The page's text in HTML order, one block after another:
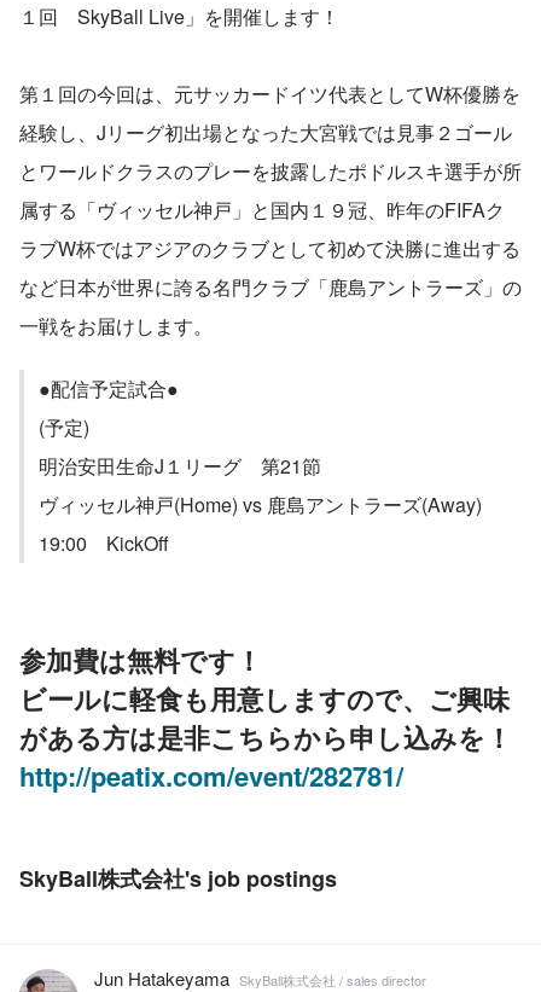
１回　SkyBall Live」を開催します！
第１回の今回は、元サッカードイツ代表としてW杯優勝を
経験し、Jリーグ初出場となった大宮戦では見事２ゴール
とワールドクラスのプレーを披露したポドルスキ選手が所
属する「ヴィッセル神戸」と国内１９冠、昨年のFIFAク
ラブW杯ではアジアのクラブとして初めて決勝に進出する
など日本が世界に誇る名門クラブ「鹿島アントラーズ」の
一戦をお届けします。
●配信予定試合●
(予定)
明治安田生命J１リーグ　第21節
ヴィッセル神戸(Home) vs 鹿島アントラーズ(Away)
19:00　KickOff
参加費は無料です！
ビールに軽食も用意しますので、ご興味
がある方は是非こちらから申し込みを！
http://peatix.com/event/282781/
SkyBall株式会社's job postings
Jun Hatakeyama SkyBall株式会社 / sales director